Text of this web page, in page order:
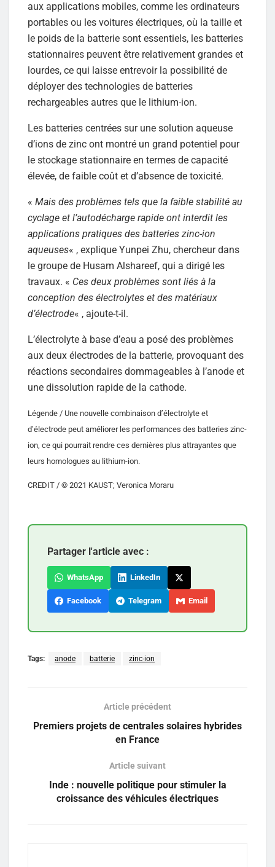
aux applications mobiles, comme les ordinateurs
portables ou les voitures électriques, où la taille et
le poids de la batterie sont essentiels, les batteries
stationnaires peuvent être relativement grandes et
lourdes, ce qui laisse entrevoir la possibilité de
déployer des technologies de batteries
rechargeables autres que le lithium-ion.
Les batteries centrées sur une solution aqueuse
d’ions de zinc ont montré un grand potentiel pour
le stockage stationnaire en termes de capacité
élevée, de faible coût et d’absence de toxicité.
« Mais des problèmes tels que la faible stabilité au
cyclage et l’autodécharge rapide ont interdit les
applications pratiques des batteries zinc-ion
aqueuses« , explique Yunpei Zhu, chercheur dans
le groupe de Husam Alshareef, qui a dirigé les
travaux. « Ces deux problèmes sont liés à la
conception des électrolytes et des matériaux
d’électrode« , ajoute-t-il.
L’électrolyte à base d’eau a posé des problèmes
aux deux électrodes de la batterie, provoquant des
réactions secondaires dommageables à l’anode et
une dissolution rapide de la cathode.
Légende / Une nouvelle combinaison d’électrolyte et
d’électrode peut améliorer les performances des batteries zinc-
ion, ce qui pourrait rendre ces dernières plus attrayantes que
leurs homologues au lithium-ion.
CREDIT / © 2021 KAUST; Veronica Moraru
Partager l'article avec :
WhatsApp LinkedIn
Facebook Telegram Email
Tags: anode batterie zinc-ion
Article précédent
Premiers projets de centrales solaires hybrides
en France
Article suivant
Inde : nouvelle politique pour stimuler la
croissance des véhicules électriques